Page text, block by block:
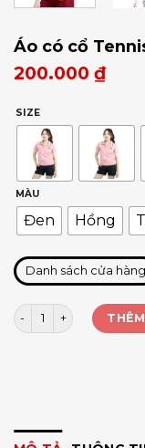
Áo có cổ
200.000 ₫
SIZE
MÀU
Đen Hồng
Danh sách cửa hàng
Áo có cổ Tennis nữ